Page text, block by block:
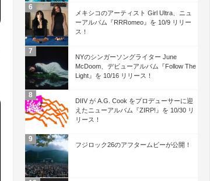
メキシコのアーティスト Girl Ultra、ニュ
ーアルバム『RRRomeo』を 10/9 リリー
ス！
NYのシンガーソングライター June
McDoom、デビューアルバム『Follow The
Light』を 10/16 リリース！
DIIV が A.G. Cook をプロデューサーに迎
えたニューアルバム『ZIRP!』を 10/30 リ
リース！
フジロック26のアフタームビーが公開！